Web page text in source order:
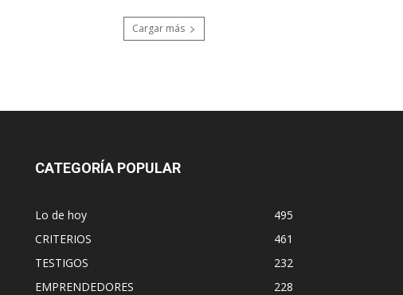
Cargar más
CATEGORÍA POPULAR
Lo de hoy
495
CRITERIOS
461
TESTIGOS
232
EMPRENDEDORES
228